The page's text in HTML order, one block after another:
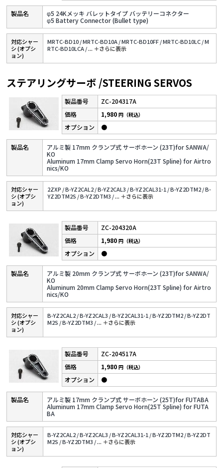
φ5 24Kメッキ バレットタイプ バッテリーコネクター
φ5 Battery Connector (Bullet type)
対応シャー
シ (オプシ
ョン)
MRTC-BD10 /MRTC-BD10A /MRTC-BD10FF /MRTC-BD10LC /M
RTC-BD10LCA /... ＋さらに表⽰
ステアリングサーボ /STEERING SERVOS
ZC-204317A
アルミ製 17mm クランプ式 サーボホーン (23T)for SANWA/
KO
Aluminum 17mm Clamp Servo Horn(23T Spline) for Airtro
nics/KO
1,980円（税込）
●
対応シャー
シ (オプシ
ョン)
2ZXP /B-YZ2CAL2 /B-YZ2CAL3 /B-YZ2CAL31-1 /B-YZ2DTM2 /B-
YZ2DTM2S /B-YZ2DTM3 /... ＋さらに表⽰
ZC-204320A
アルミ製 20mm クランプ式 サーボホーン (23T)for SANWA/
KO
Aluminum 20mm Clamp Servo Horn(23T Spline) for Airtro
nics/KO
1,980円（税込）
●
対応シャー
シ (オプシ
ョン)
B-YZ2CAL2 /B-YZ2CAL3 /B-YZ2CAL31-1 /B-YZ2DTM2 /B-YZ2DT
M2S /B-YZ2DTM3 /... ＋さらに表⽰
ZC-204517A
アルミ製 17mm クランプ式 サーボホーン (25T)for FUTABA
Aluminum 17mm Clamp Servo Horn(25T Spline) for FUTA
BA
1,980円（税込）
●
対応シャー
シ (オプシ
ョン)
B-YZ2CAL2 /B-YZ2CAL3 /B-YZ2CAL31-1 /B-YZ2DTM2 /B-YZ2DT
M2S /B-YZ2DTM3 /... ＋さらに表⽰